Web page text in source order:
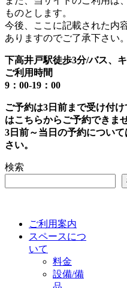
ものとします。
今後、ここに記載された内
ありますのでご了承下さい。
下高井戸駅徒歩3分/バス、
ご利用時間
9：00-19：00
ご予約は3日前まで受け付
はこちらからご予約できませ
3日前～当日の予約につい
さい。
検索
ご利用案内
スペースにつ
いて
料金
設備/備